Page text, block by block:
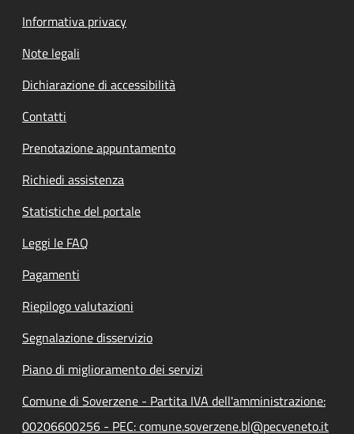
Informativa privacy
Note legali
Dichiarazione di accessibilità
Contatti
Prenotazione appuntamento
Richiedi assistenza
Statistiche del portale
Leggi le FAQ
Pagamenti
Riepilogo valutazioni
Segnalazione disservizio
Piano di miglioramento dei servizi
Comune di Soverzene - Partita IVA dell'amministrazione:
00206600256 - PEC: comune.soverzene.bl@pecveneto.it